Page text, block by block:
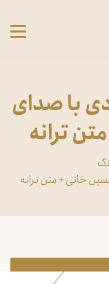
با صدای
ترانه
خانی + متن ترانه